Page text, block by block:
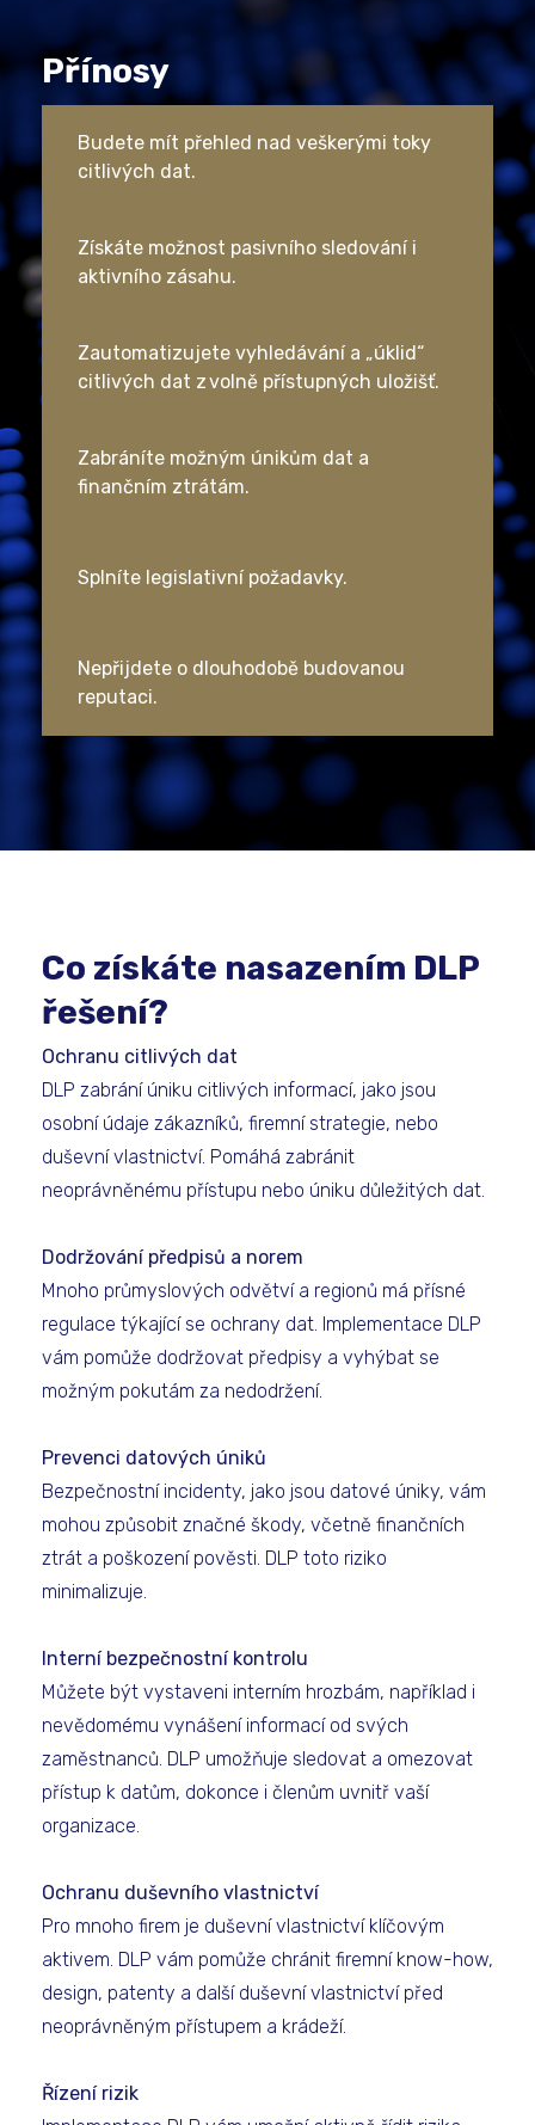
Přínosy
Budete mít přehled nad veškerými toky
citlivých dat.
Získáte možnost pasivního sledování i
aktivního zásahu.
Zautomatizujete vyhledávání a „úklid“
citlivých dat z volně přístupných uložišť.
Zabráníte možným únikům dat a
finančním ztrátám.
Splníte legislativní požadavky.
Nepřijdete o dlouhodobě budovanou
reputaci.
Co získáte nasazením DLP
řešení?
Ochranu citlivých dat
DLP zabrání úniku citlivých informací, jako jsou
osobní údaje zákazníků, firemní strategie, nebo
duševní vlastnictví. Pomáhá zabránit
neoprávněnému přístupu nebo úniku důležitých dat.
Dodržování předpisů a norem
Mnoho průmyslových odvětví a regionů má přísné
regulace týkající se ochrany dat. Implementace DLP
vám pomůže dodržovat předpisy a vyhýbat se
možným pokutám za nedodržení.
Prevenci datových úniků
Bezpečnostní incidenty, jako jsou datové úniky, vám
mohou způsobit značné škody, včetně finančních
ztrát a poškození pověsti. DLP toto riziko
minimalizuje.
Interní bezpečnostní kontrolu
Můžete být vystaveni interním hrozbám, například i
nevědomému vynášení informací od svých
zaměstnanců. DLP umožňuje sledovat a omezovat
přístup k datům, dokonce i členům uvnitř vaší
organizace.
Ochranu duševního vlastnictví
Pro mnoho firem je duševní vlastnictví klíčovým
aktivem. DLP vám pomůže chránit firemní know-how,
design, patenty a další duševní vlastnictví před
neoprávněným přístupem a krádeží.
Řízení rizik